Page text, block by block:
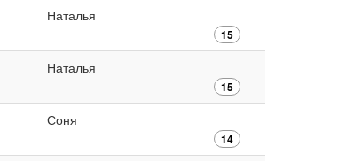
Наталья
15
Наталья
15
Соня
14